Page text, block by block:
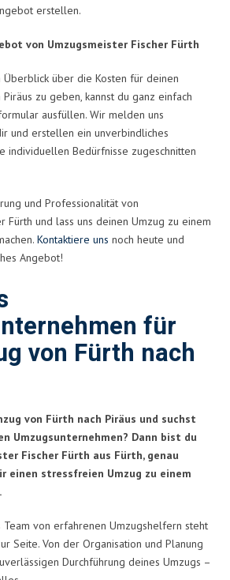
erstellen.
von Umzugsmeister Fischer Fürth
über die Kosten für deinen
zu geben, kannst du ganz einfach
ausfüllen. Wir melden uns
und erstellen ein unverbindliches
individuellen Bedürfnisse zugeschnitten
und Professionalität von
Fürth und lass uns deinen Umzug zu einem
Kontaktiere uns noch heute und
Angebot!
für
von Fürth nach
von Fürth nach Piräus und suchst
Umzugsunternehmen? Dann bist du
Fischer Fürth aus Fürth, genau
einen stressfreien Umzug zu einem
von erfahrenen Umzugshelfern steht
Seite. Von der Organisation und Planung
Durchführung deines Umzugs –